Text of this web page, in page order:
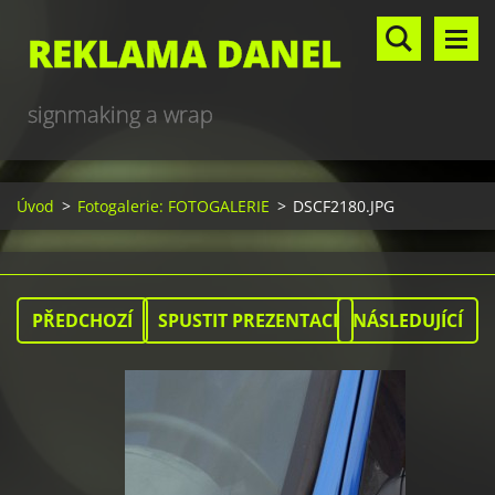
REKLAMA DANEL
signmaking a wrap
Úvod > Fotogalerie: FOTOGALERIE > DSCF2180.JPG
PŘEDCHOZÍ SPUSTIT PREZENTACI NÁSLEDUJÍCÍ